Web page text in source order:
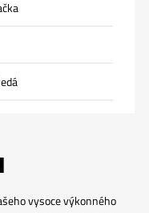
vysoce výkonného